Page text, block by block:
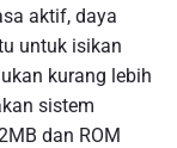
aktif, daya
untuk isikan
kurang lebih
sistem
dan ROM